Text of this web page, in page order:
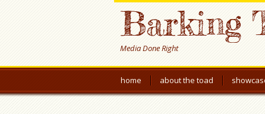
Barking
Media Done Right
home about the toad